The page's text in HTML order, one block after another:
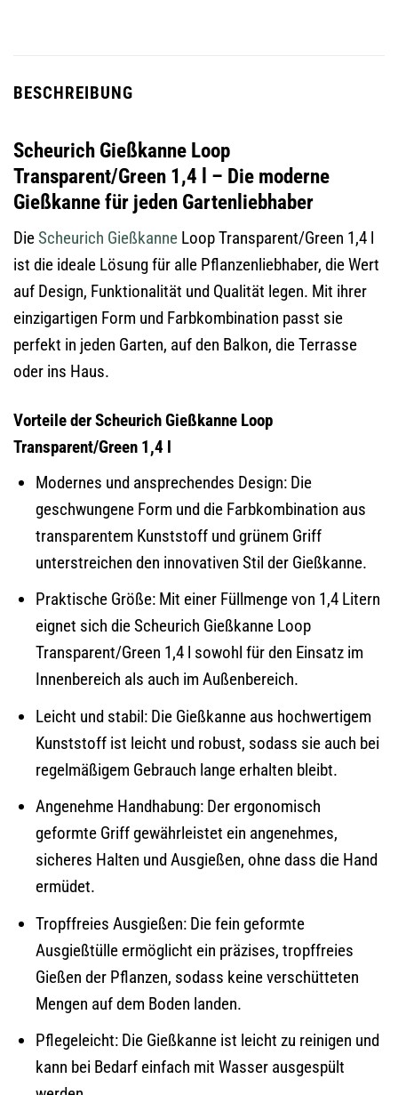
BESCHREIBUNG
Scheurich Gießkanne Loop
Transparent/Green 1,4 l – Die moderne
Gießkanne für jeden Gartenliebhaber
DieScheurich Gießkanne Loop Transparent/Green 1,4 l
ist die ideale Lösung für alle Pflanzenliebhaber, die Wert
auf Design, Funktionalität und Qualität legen. Mit ihrer
einzigartigen Form und Farbkombination passt sie
perfekt in jeden Garten, auf den Balkon, die Terrasse
oder ins Haus.
Vorteile der Scheurich Gießkanne Loop
Transparent/Green 1,4 l
Modernes und ansprechendes Design: Die
geschwungene Form und die Farbkombination aus
transparentem Kunststoff und grünem Griff
unterstreichen den innovativen Stil der Gießkanne.
Praktische Größe: Mit einer Füllmenge von 1,4 Litern
eignet sich die Scheurich Gießkanne Loop
Transparent/Green 1,4 l sowohl für den Einsatz im
Innenbereich als auch im Außenbereich.
Leicht und stabil: Die Gießkanne aus hochwertigem
Kunststoff ist leicht und robust, sodass sie auch bei
regelmäßigem Gebrauch lange erhalten bleibt.
Angenehme Handhabung: Der ergonomisch
geformte Griff gewährleistet ein angenehmes,
sicheres Halten und Ausgießen, ohne dass die Hand
ermüdet.
Tropffreies Ausgießen: Die fein geformte
Ausgießtülle ermöglicht ein präzises, tropffreies
Gießen der Pflanzen, sodass keine verschütteten
Mengen auf dem Boden landen.
Pflegeleicht: Die Gießkanne ist leicht zu reinigen und
kann bei Bedarf einfach mit Wasser ausgespült